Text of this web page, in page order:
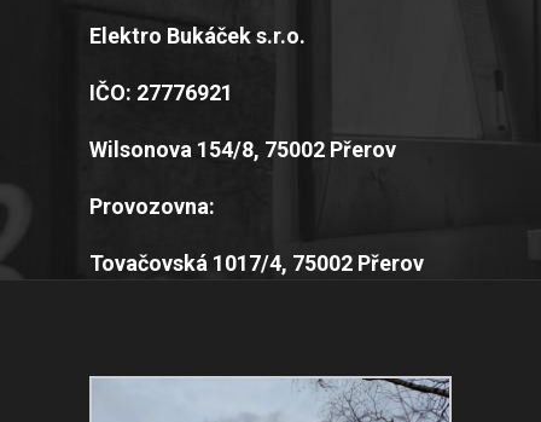
Elektro Bukáček s.r.o.
IČO: 27776921
Wilsonova 154/8, 75002 Přerov
Provozovna:
Tovačovská 1017/4, 75002 Přerov